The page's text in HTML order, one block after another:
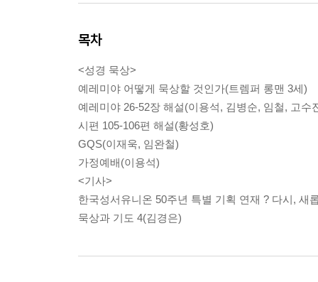
목차
<성경 묵상>
예레미야 어떻게 묵상할 것인가(트렘퍼 롱맨 3세)
예레미야 26-52장 해설(이용석, 김병순, 임철, 고수
시편 105-106편 해설(황성호)
GQS(이재욱, 임완철)
가정예배(이용석)
<기사>
한국성서유니온 50주년 특별 기획 연재 ? 다시, 새
묵상과 기도 4(김경은)